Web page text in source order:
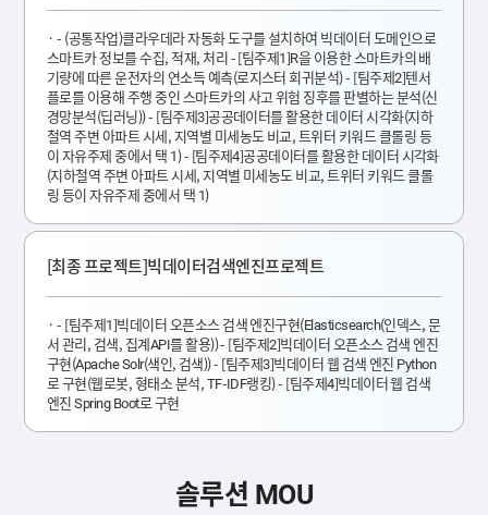
- (공통작업)클라우데라 자동화 도구를 설치하여 빅데이터 도메인으로
스마트카 정보를 수집, 적재, 처리 - [팀주제1]R을 이용한 스마트카의 배
기량에 따른 운전자의 연소득 예측(로지스터 회귀분석) - [팀주제2]텐서
플로를 이용해 주행 중인 스마트카의 사고 위험 징후를 판별하는 분석(신
경망분석(딥러닝)) - [팀주제3]공공데이터를 활용한 데이터 시각화(지하
철역 주변 아파트 시세, 지역별 미세농도 비교, 트위터 키워드 클롤링 등
이 자유주제 중에서 택 1) - [팀주제4]공공데이터를 활용한 데이터 시각화
(지하철역 주변 아파트 시세, 지역별 미세농도 비교, 트위터 키워드 클롤
링 등이 자유주제 중에서 택 1)
[최종 프로젝트]빅데이터검색엔진프로젝트
- [팀주제1]빅데이터 오픈소스 검색 엔진구현(Elasticsearch(인덱스, 문
서 관리, 검색, 집계API를 활용)) - [팀주제2]빅데이터 오픈소스 검색 엔진
구현(Apache Solr(색인, 검색)) - [팀주제3]빅데이터 웹 검색 엔진 Python
로 구현(웹로봇, 형태소 분석, TF-IDF랭킹) - [팀주제4]빅데이터 웹 검색
엔진 Spring Boot로 구현
솔루션 MOU